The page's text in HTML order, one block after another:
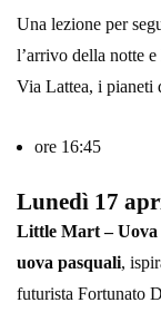
Una lezione per
l’arrivo della notte
Via Lattea, i pianeti
ore 16:45
Lunedì 17
Little Mart – Uova
uova pasquali,
futurista Fortunato